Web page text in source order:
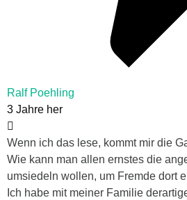
Ralf Poehling
3 Jahre her
Wenn ich das lese, kommt mir die
Wie kann man allen ernstes die
umsiedeln wollen, um Fremde dort
Ich habe mit meiner Familie